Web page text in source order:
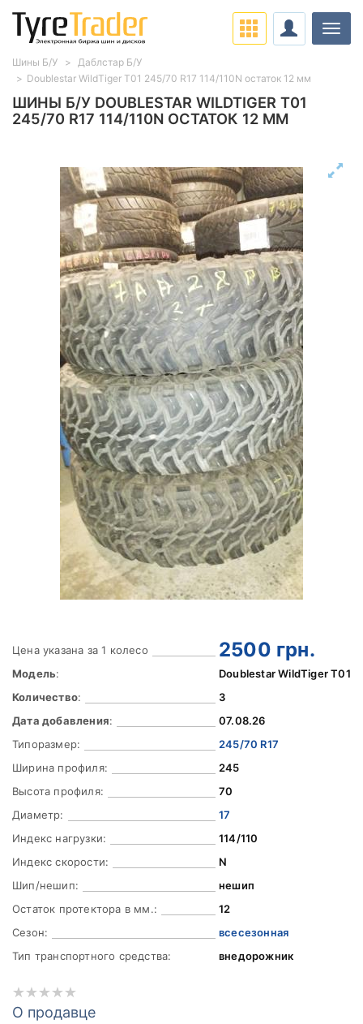
ШИНЫ Б/У DOUBLESTAR WILDTIGER T01
245/70 R17 114/110N ОСТАТОК 12 ММ
Цена указана за 1 колесо 2500 грн.
Модель:
Doublestar WildTiger T01
Количество:
3
Дата добавления:
07.08.26
Типоразмер:
245/70 R17
Ширина профиля:
245
Высота профиля:
70
Диаметр:
17
Индекс нагрузки:
114/110
Индекс скорости:
N
Шип/нешип:
нешип
Остаток протектора в мм.:
12
Сезон:
всесезонная
Тип транспортного средства:
внедорожник
О продавце
Шины Б/У
Даблстар Б/У
Doublestar WildTiger T01 245/70 R17 114/110N остаток 12 мм